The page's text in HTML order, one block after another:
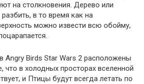
на столкновения. Дерево или
в то время как на
можно извести всю обойму,
Angry Birds Star Wars 2 расположены
что в холодных просторах вселенной
и Птицы будут всегда летать по